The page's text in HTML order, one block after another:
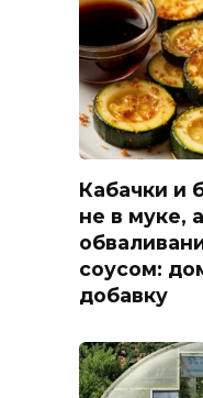
Кабачки и
не в муке,
соусом:
добавку